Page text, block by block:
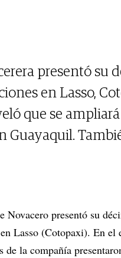
presentó su
en Lasso,
que se
Guayaquil.
Novacero presentó su
Lasso (Cotopaxi). En el
de la compañía